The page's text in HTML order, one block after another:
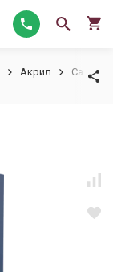
Акрил Сапфир